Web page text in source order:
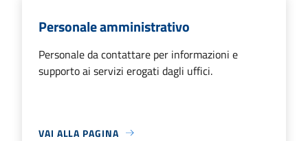
Personale amministrativo
Personale da contattare per informazioni e
supporto ai servizi erogati dagli uffici.
VAI ALLA PAGINA